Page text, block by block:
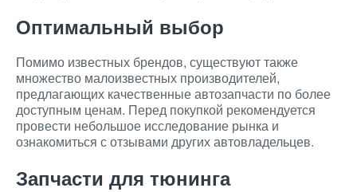
Оптимальный выбор
Помимо известных брендов, существуют также
множество малоизвестных производителей,
предлагающих качественные автозапчасти по более
доступным ценам. Перед покупкой рекомендуется
провести небольшое исследование рынка и
ознакомиться с отзывами других автовладельцев.
Запчасти для тюнинга